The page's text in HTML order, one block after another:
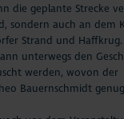
die geplante Strecke
sondern auch an dem
Strand und Haffkrug.
unterwegs den
werden, wovon der
Bauernschmidt